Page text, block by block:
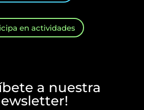
en actividades
a nuestra